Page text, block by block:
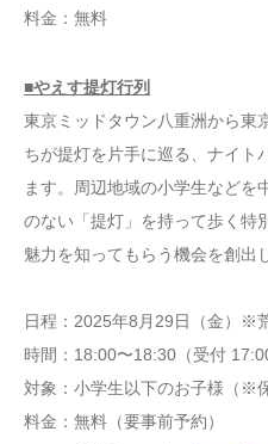
料金：無料
■やえす提灯行列
東京ミッドタウン八重洲から東
ちが提灯を片手に巡る、ナイト
ます。周辺地域の小学生などを
のない「提灯」を持って歩く特
魅力を知ってもらう機会を創出
日程：2025年8月29日（金）※
時間：18:00〜18:30（受付
対象：小学生以下のお子様（※
料金：無料（要事前予約）